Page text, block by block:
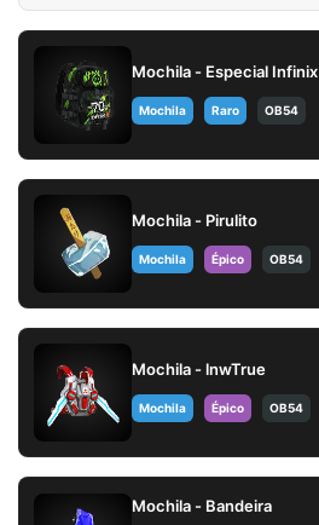
Mochila - Especial Infinix
Mochila Raro OB54
Mochila - Pirulito
Mochila Épico OB54
Mochila - lnwTrue
Mochila Épico OB54
Mochila - Bandeira